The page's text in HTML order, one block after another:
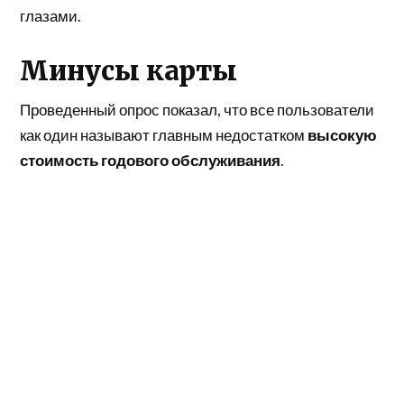
глазами.
Минусы карты
Проведенный опрос показал, что все пользователи
как один называют главным недостатком высокую
стоимость годового обслуживания.